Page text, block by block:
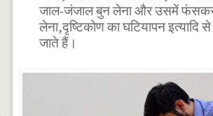
जाल-जंजाल बुन लेना और उसमें
लेना,दृष्टिकोण का घटियापन इत्यादि
जाते हैं।